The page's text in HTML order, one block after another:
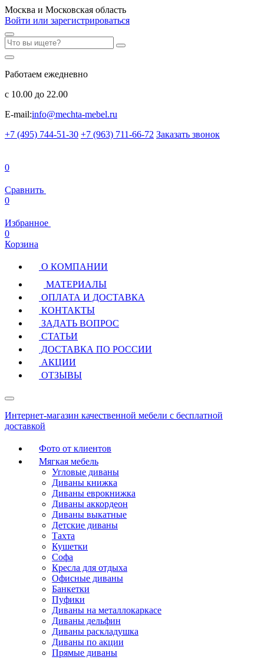
Москва и Московская область
Войти или зарегистрироваться
Работаем ежедневно
с 10.00 до 22.00
E-mail:info@mechta-mebel.ru
+7 (495) 744-51-30 +7 (963) 711-66-72 Заказать звонок
0
Сравнить
0
Избранное
0
Корзина
О КОМПАНИИ
МАТЕРИАЛЫ
ОПЛАТА И ДОСТАВКА
КОНТАКТЫ
ЗАДАТЬ ВОПРОС
СТАТЬИ
ДОСТАВКА ПО РОССИИ
АКЦИИ
ОТЗЫВЫ
Интернет-магазин качественной мебели с бесплатной
доставкой
Фото от клиентов
Мягкая мебель
Угловые диваны
Диваны книжка
Диваны еврокнижка
Диваны аккордеон
Диваны выкатные
Детские диваны
Тахта
Кушетки
Софа
Кресла для отдыха
Офисные диваны
Банкетки
Пуфики
Диваны на металлокаркасе
Диваны дельфин
Диваны раскладушка
Диваны по акции
Прямые диваны